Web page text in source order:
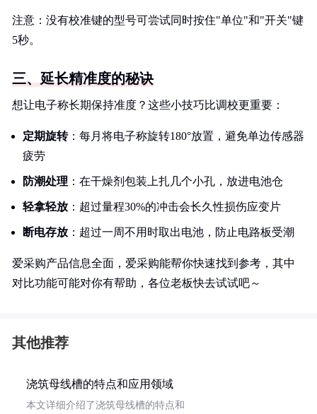
注意：没有校准键的型号可尝试同时按住"单位"和"开关"键
5秒。
三、延长精准度的秘诀
想让电子称长期保持准度？这些小技巧比调校更重要：
定期旋转：每月将电子称旋转180°放置，避免单边传感器
疲劳
防潮处理 ：在干燥剂包装上扎几个小孔，放进电池仓
轻拿轻放 ：超过量程30%的冲击会长久性损伤应变片
断电存放 ：超过一周不用时取出电池，防止电路板受潮
爱采购产品信息全面，爱采购能帮你快速找到参考，其中
对比功能可能对你有帮助，各位老板快去试试吧～
其他推荐
浇筑母线槽的特点和应用领域
本文详细介绍了浇筑母线槽的特点和